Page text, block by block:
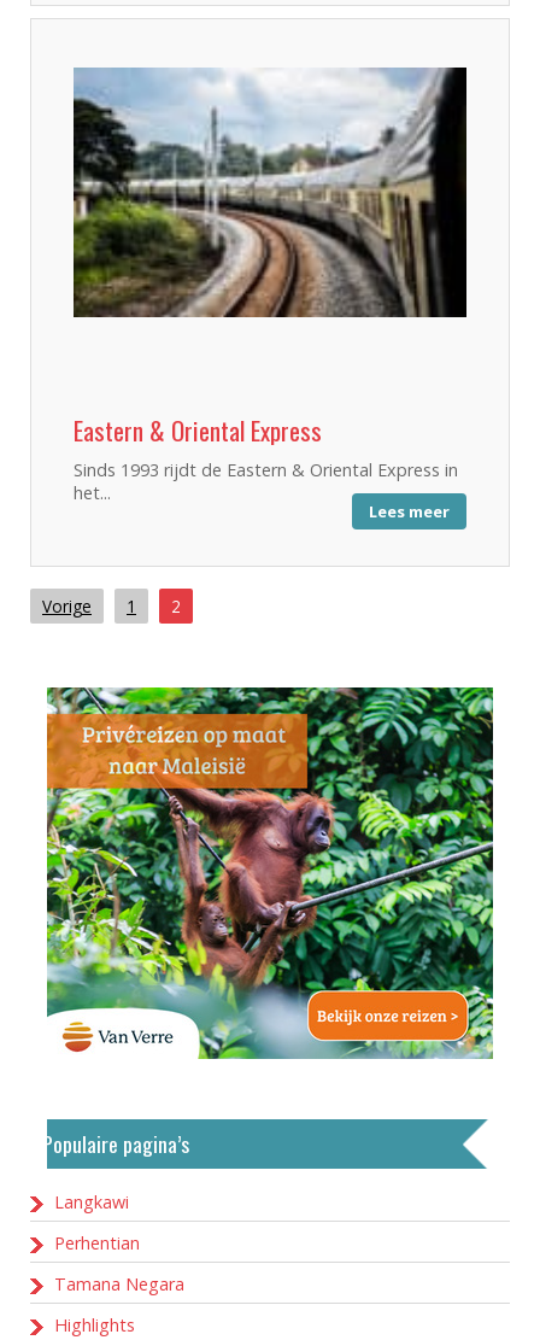
Eastern & Oriental Express
Sinds 1993 rijdt de Eastern & Oriental Express in
het...
Lees meer
Vorige 1 2
Populaire pagina’s
Langkawi
Perhentian
Tamana Negara
Highlights